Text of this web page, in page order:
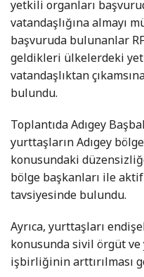
yetkili organları
vatandaşlığına almayı
başvuruda bulunanlar
geldikleri ülkelerdeki
vatandaşlıktan
bulundu.
Toplantıda Adıgey
yurttaşların Adıgey
konusundaki
bölge başkanları ile
tavsiyesinde bulundu.
Ayrıca, yurttaşları
konusunda sivil örgüt ve
işbirliğinin arttırılması